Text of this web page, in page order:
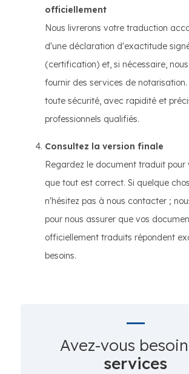
officiellement
Nous livrerons votre traduction
d'une déclaration d'exactitude
(certification) et, si nécessaire,
fournir des services de
toute sécurité, avec rapidité et
professionnels qualifiés.
Consultez la version finale
Regardez le document traduit pour
que tout est correct. Si quelque
n'hésitez pas à nous contacter ;
pour nous assurer que vos
officiellement traduits répondent
besoins.
Avez-vous
services